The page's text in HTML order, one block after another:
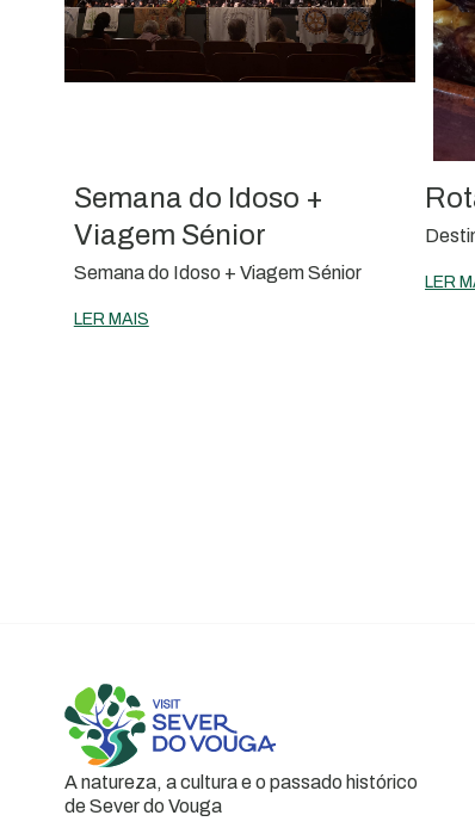
Semana do Idoso +
Viagem Sénior
Semana do Idoso + Viagem Sénior
LER MAIS
LER
A natureza, a cultura e o passado histórico
de Sever do Vouga